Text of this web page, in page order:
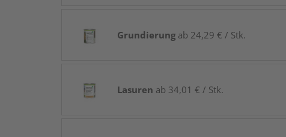
Grundierung ab 24,29 € / Stk.
Lasuren ab 34,01 € / Stk.